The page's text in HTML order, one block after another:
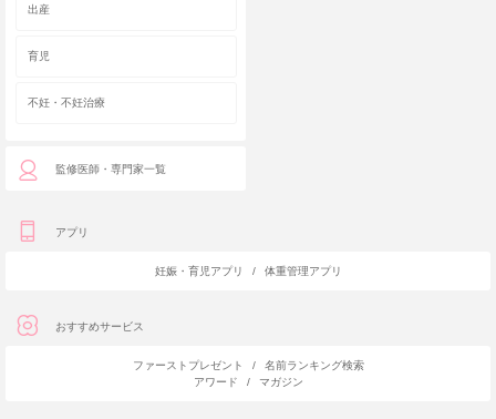
出産
育児
不妊・不妊治療
監修医師・専門家一覧
アプリ
妊娠・育児アプリ / 体重管理アプリ
おすすめサービス
ファーストプレゼント /
名前ランキング検索
アワード
/ マガジン